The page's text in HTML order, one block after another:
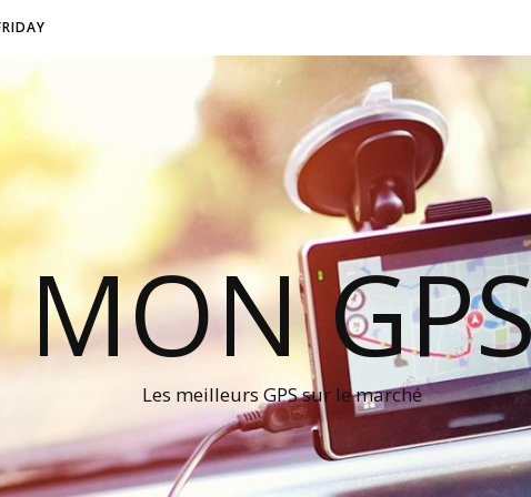
MON
Les meilleurs GPS sur le marché